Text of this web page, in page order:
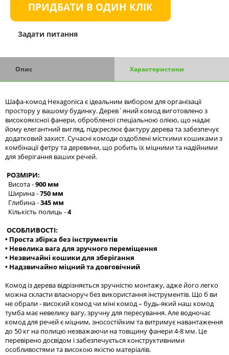
ПРИДБАТИ В ОДИН КЛІК
Задати питання
Опис Характеристики
Шафа-комод Hexagonica є ідеальним вибором для організації
простору у вашому будинку. Дерев`яний комод виготовлено з
високоякісної фанери, обробленої спеціальною олією, що надає
йому елегантний вигляд, підкреслює фактуру дерева та забезпечує
додатковий захист. Сучасні комоди оздоблені місткими кошиками з
комбінації фетру та деревини, що робить їх міцними та надійними
для зберігання ваших речей.
РОЗМІРИ:
Висота -900 мм
Ширина -750 мм
Глибина -345 мм
Кількість полиць -4
ОСОБЛИВОСТІ:
• Проста збірка без інструментів
• Невелика вага для зручного переміщення
• Незвичайні кошики для зберігання
• Надзвичайно міцний та довговічний
Комод із дерева відрізняється зручністю монтажу, адже його легко
можна скласти власноруч без використання інструментів. Що б ви
не обрали - високий комод чи міні комод – будь-який наш комод
тумба має невелику вагу, зручну для пересування. Але водночас
комод для речей є міцним, зносостійким та витримує навантаження
до 50 кг на полицю незважаючи на товщину фанери 4-8 мм. Це
перевірено досвідом і забезпечується конструктивними
особливостями та високою якістю матеріалів.